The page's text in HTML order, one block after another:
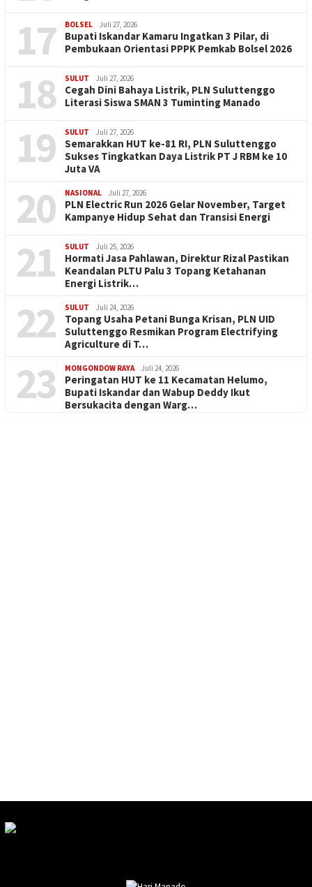
17 BOLSEL Juli 27, 2026
Bupati Iskandar Kamaru Ingatkan 3 Pilar, di
Pembukaan Orientasi PPPK Pemkab Bolsel 2026
18 SULUT Juli 27, 2026
Cegah Dini Bahaya Listrik, PLN Suluttenggo
Literasi Siswa SMAN 3 Tuminting Manado
19 SULUT Juli 27, 2026
Semarakkan HUT ke-81 RI, PLN Suluttenggo
Sukses Tingkatkan Daya Listrik PT J RBM ke 10
Juta VA
20 NASIONAL Juli 27, 2026
PLN Electric Run 2026 Gelar November, Target
Kampanye Hidup Sehat dan Transisi Energi
21 SULUT Juli 25, 2026
Hormati Jasa Pahlawan, Direktur Rizal Pastikan
Keandalan PLTU Palu 3 Topang Ketahanan
Energi Listrik…
22 SULUT Juli 24, 2026
Topang Usaha Petani Bunga Krisan, PLN UID
Suluttenggo Resmikan Program Electrifying
Agriculture di T…
23 MONGONDOW RAYA Juli 24, 2026
Peringatan HUT ke 11 Kecamatan Helumo,
Bupati Iskandar dan Wabup Deddy Ikut
Bersukacita dengan Warg…